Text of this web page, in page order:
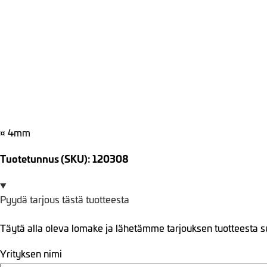
¤ 4mm
Tuotetunnus (SKU): 120308
Pyydä tarjous tästä tuotteesta
Täytä alla oleva lomake ja lähetämme tarjouksen tuotteesta
Yrityksen nimi